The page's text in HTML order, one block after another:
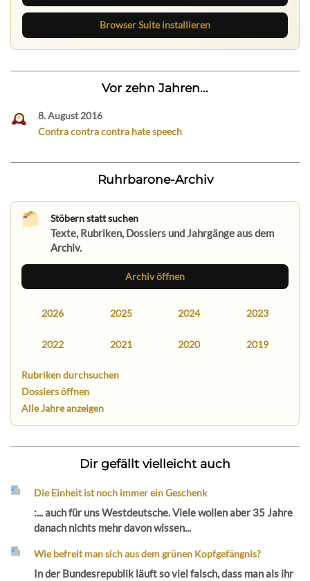
Browser Suite installieren
Vor zehn Jahren...
8. August 2016
Contra contra contra hate speech
Ruhrbarone-Archiv
Stöbern statt suchen
Texte, Rubriken, Dossiers und Jahrgänge aus dem
Archiv.
Archiv öffnen
2026 2025 2024 2023
2022 2021 2020 2019
Rubriken durchsuchen
Dossiers öffnen
Alle Jahre anzeigen
Dir gefällt vielleicht auch
Die Einheit ist noch immer ein Geschenk
:... auch für uns Westdeutsche. Viele wollen aber 35 Jahre
danach nichts mehr davon wissen...
Wie befreit man sich aus dem grünen Kopfgefängnis?
In der Bundesrepublik läuft so viel falsch, dass man als ihr